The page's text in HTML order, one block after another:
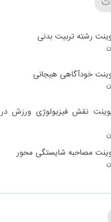
رشته تربیت بدنی
خودآگاهی هیجانی
نقش فیزیولوژی ورزش در
مصاحبه شایستگی محور